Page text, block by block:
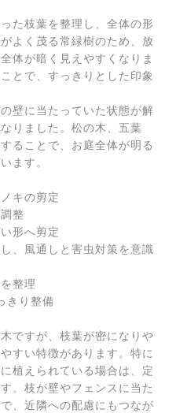
た枝葉を整理し、全体の形
よく茂る常緑樹のため、放
体が暗く見えやすくなりま
とで、すっきりとした印象
壁に当たっていた状態が解
りました。松の木、五葉
ることで、お庭全体が明る
ます。
キの剪定
整
形へ剪定
、風通しと害虫対策を意識
整理
きり整備
ですが、枝葉が密になりや
すい特徴があります。特に
植えられている場合は、定
。枝が壁やフェンスに当た
、近隣への配慮にもつなが